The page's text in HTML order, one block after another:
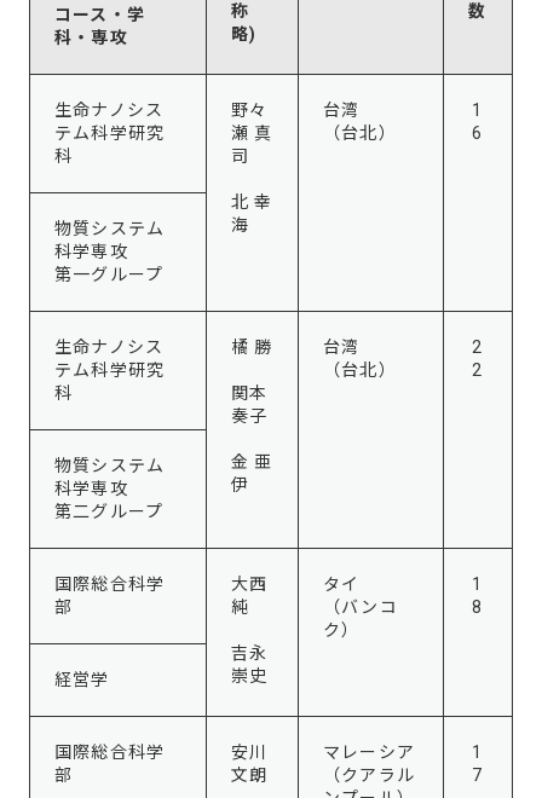
称
略)
数
コース・学
科・専攻
生命ナノシス
テム科学研究
科
野々
瀬 真
司
北 幸
海
台湾
（台北）
1
6
物質システム
科学専攻
第一グループ
生命ナノシス
テム科学研究
科
橘 勝
関本
奏子
金 亜
伊
台湾
（台北）
2
2
物質システム
科学専攻
第二グループ
国際総合科学
部
大西
純
吉永
崇史
タイ
（バンコ
ク）
1
8
経営学
国際総合科学
部
安川
文朗
マレーシア
（クアラル
1
7